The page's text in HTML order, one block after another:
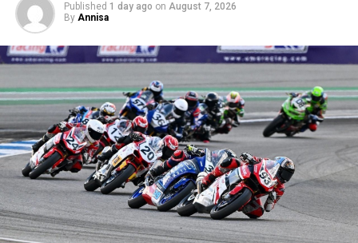
Published 1 day ago on August 7, 2026
By Annisa